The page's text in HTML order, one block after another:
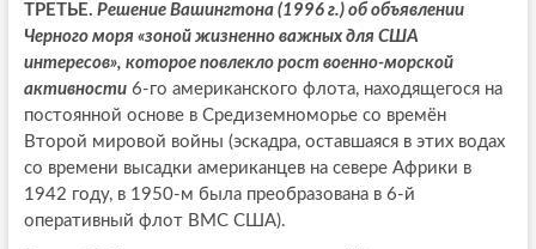
ТРЕТЬЕ. Решение Вашингтона (1996 г.) об объявлении
Черного моря «зоной жизненно важных для США
интересов», которое повлекло рост военно-морской
активности6-го американского флота, находящегося на
постоянной основе в Средиземноморье со времён
Второй мировой войны (эскадра, оставшаяся в этих водах
со времени высадки американцев на севере Африки в
1942 году, в 1950-м была преобразована в 6-й
оперативный флот ВМС США).